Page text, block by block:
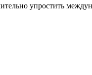
упростить